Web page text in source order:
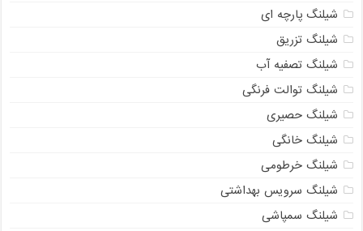
شیلنگ پارچه ای
شیلنگ تزریق
شیلنگ تصفیه آب
شیلنگ توالت فرنگی
شیلنگ حصیری
شیلنگ خانگی
شیلنگ خرطومی
شیلنگ سرویس بهداشتی
شیلنگ سمپاشی